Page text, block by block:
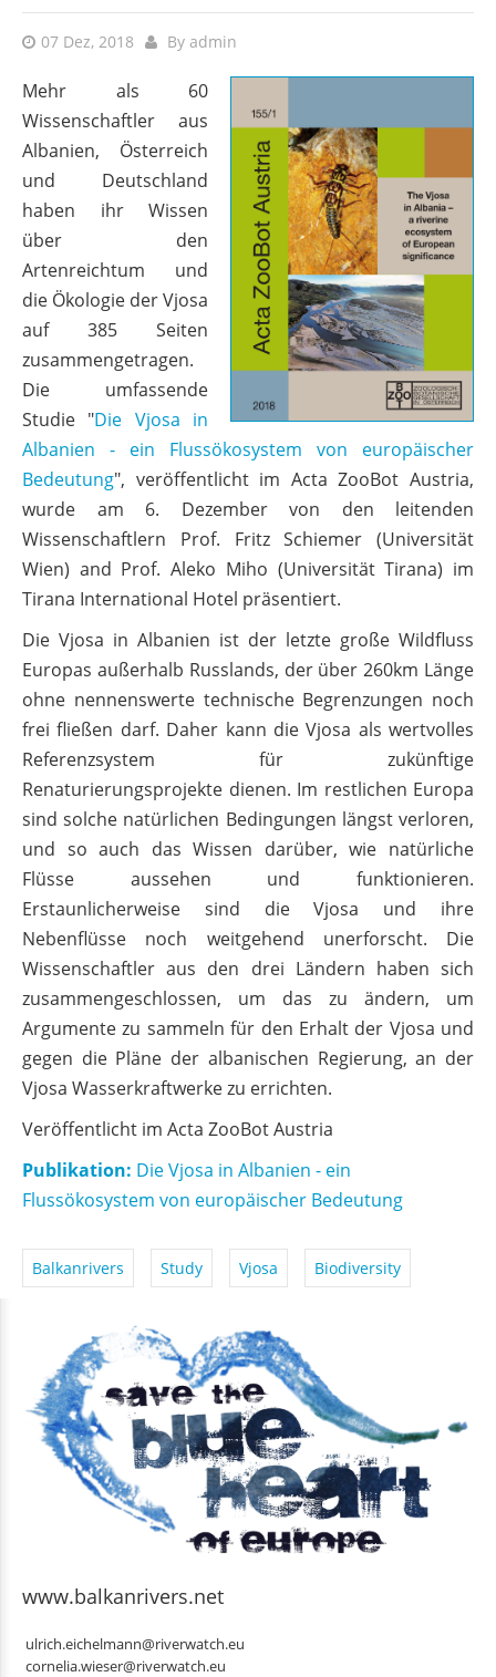
07 Dez, 2018 By admin
Mehr als 60
Wissenschaftler aus
Albanien, Österreich
und Deutschland
haben ihr Wissen
über den
Artenreichtum und
die Ökologie der Vjosa
auf 385 Seiten
zusammengetragen.
Die umfassende
Studie "Die Vjosa in
Albanien - ein Flussökosystem von europäischer
Bedeutung", veröffentlicht im Acta ZooBot Austria,
wurde am 6. Dezember von den leitenden
Wissenschaftlern Prof. Fritz Schiemer (Universität
Wien) and Prof. Aleko Miho (Universität Tirana) im
Tirana International Hotel präsentiert.
Die Vjosa in Albanien ist der letzte große Wildfluss
Europas außerhalb Russlands, der über 260km Länge
ohne nennenswerte technische Begrenzungen noch
frei fließen darf. Daher kann die Vjosa als wertvolles
Referenzsystem für zukünftige
Renaturierungsprojekte dienen. Im restlichen Europa
sind solche natürlichen Bedingungen längst verloren,
und so auch das Wissen darüber, wie natürliche
Flüsse aussehen und funktionieren.
Erstaunlicherweise sind die Vjosa und ihre
Nebenflüsse noch weitgehend unerforscht. Die
Wissenschaftler aus den drei Ländern haben sich
zusammengeschlossen, um das zu ändern, um
Argumente zu sammeln für den Erhalt der Vjosa und
gegen die Pläne der albanischen Regierung, an der
Vjosa Wasserkraftwerke zu errichten.
Veröffentlicht im Acta ZooBot Austria
Publikation: Die Vjosa in Albanien - ein
Flussökosystem von europäischer Bedeutung
Balkanrivers Study Vjosa Biodiversity
www.balkanrivers.net
ulrich.eichelmann@riverwatch.eu
cornelia.wieser@riverwatch.eu